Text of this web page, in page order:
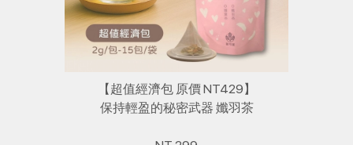
【超值經濟包 原價 NT429】
保持輕盈的秘密武器 孅羽茶